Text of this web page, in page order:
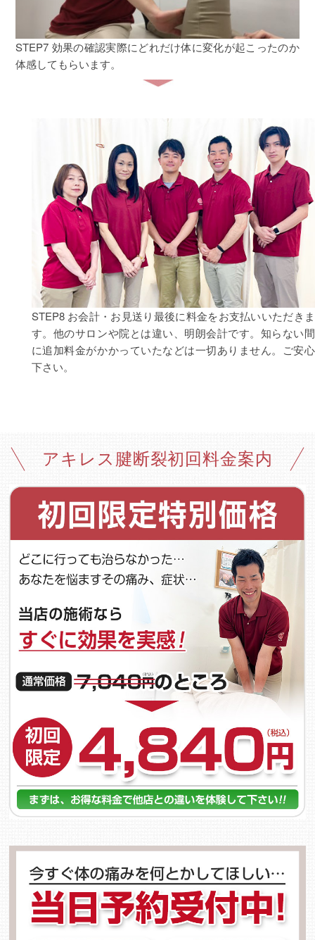
STEP7 効果の確認実際にどれだけ体に変化が起こったのか
体感してもらいます。
STEP8 お会計・お見送り最後に料金をお支払いいただきま
す。他のサロンや院とは違い、明朗会計です。知らない間
に追加料金がかかっていたなどは一切ありません。ご安心
下さい。
アキレス腱断裂初回料金案内